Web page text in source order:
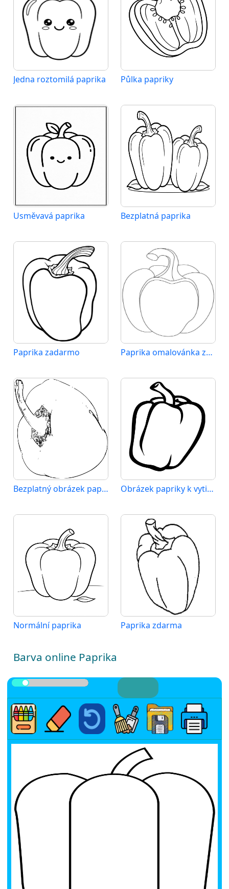
Jedna roztomilá paprika Půlka papriky
Usměvavá paprika Bezplatná paprika
Paprika zadarmo Paprika omalovánka zdarma
Bezplatný obrázek papriky Obrázek papriky k vytištění
Normální paprika Paprika zdarma
Barva online Paprika